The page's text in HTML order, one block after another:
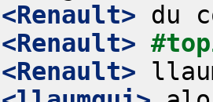
<Renault>
<Renault>
<Renault>